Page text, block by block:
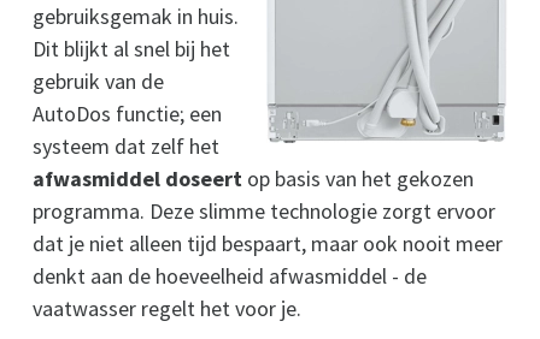
gebruiksgemak in huis.
Dit blijkt al snel bij het
gebruik van de
AutoDos functie; een
systeem dat zelf het
afwasmiddel doseert op basis van het gekozen
programma. Deze slimme technologie zorgt ervoor
dat je niet alleen tijd bespaart, maar ook nooit meer
denkt aan de hoeveelheid afwasmiddel - de
vaatwasser regelt het voor je.